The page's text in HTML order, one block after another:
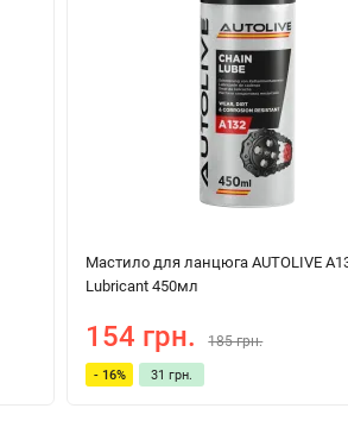
Мастило для ланцюга AUTOLIVE
Lubricant 450мл
154 грн. 185 грн.
- 16% 31 грн.